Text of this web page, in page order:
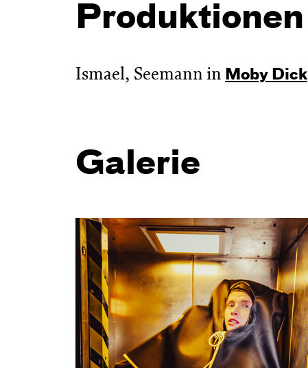
Produktionen
Ismael, Seemann in Moby Dick
Galerie